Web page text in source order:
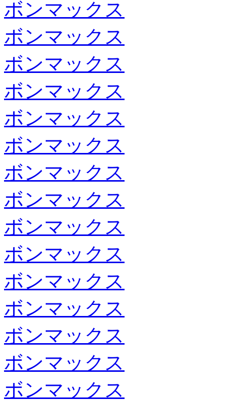
ボンマックス
ボンマックス
ボンマックス
ボンマックス
ボンマックス
ボンマックス
ボンマックス
ボンマックス
ボンマックス
ボンマックス
ボンマックス
ボンマックス
ボンマックス
ボンマックス
ボンマックス